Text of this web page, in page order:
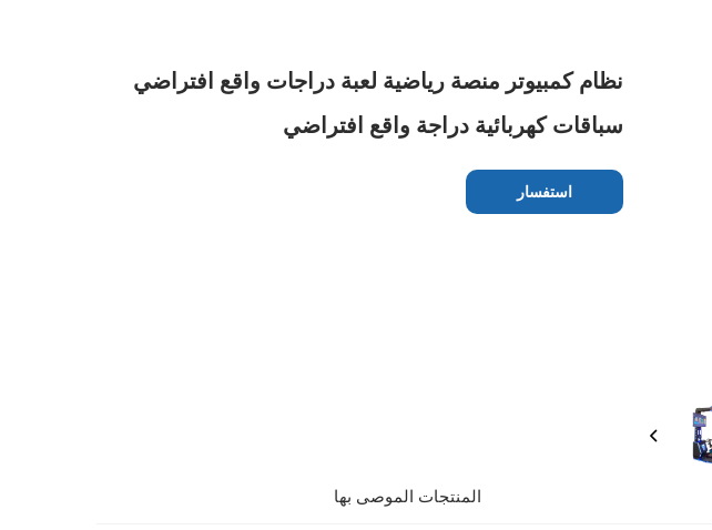
نظام كمبيوتر منصة رياضية لعبة دراجات واقع افتراضي
سباقات كهربائية دراجة واقع افتراضي
استفسار
المنتجات الموصى بها